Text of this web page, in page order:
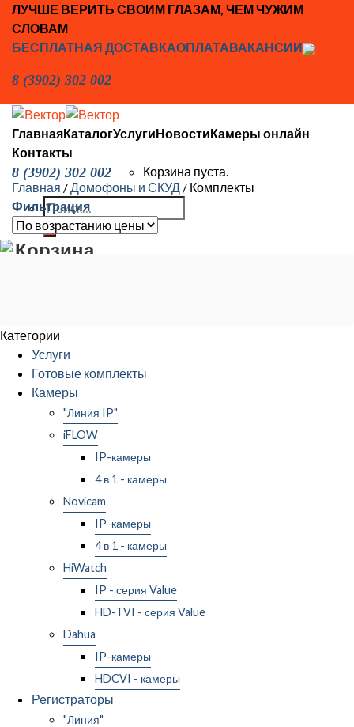
Skip
content
ЛУЧШЕ ВЕРИТЬ СВОИМ ГЛАЗАМ, ЧЕМ ЧУЖИМ
СЛОВАМ
БЕСПЛАТНАЯ ДОСТАВКАОПЛАТАВАКАНСИИ
8 (3902) 302 002
ГлавнаяКаталогУслугиНовостиКамеры онлайн
Контакты
8 (3902) 302 002 Корзина пуста.
Искать:
Корзина
Главная /Домофоны и СКУД / Комплекты
Фильтрация
Категории
Услуги
Готовые комплекты
Камеры
"Линия IP"
iFLOW
IP-камеры
4 в 1 - камеры
Novicam
IP-камеры
4 в 1 - камеры
HiWatch
IP - серия Value
HD-TVI - серия Value
Dahua
IP-камеры
HDCVI - камеры
Регистраторы
"Линия"